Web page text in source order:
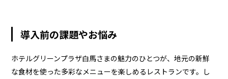
導入前の課題やお悩み
ホテルグリーンプラザ白馬さまの魅力のひとつが、地元の新鮮
な食材を使った多彩なメニューを楽しめるレストランです。し